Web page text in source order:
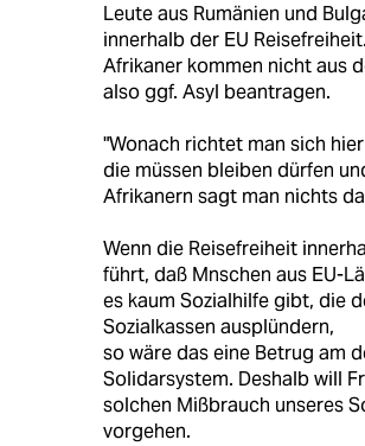
Leute aus Rumänien und
innerhalb der EU Reisefreiheit.
Afrikaner kommen nicht aus
also ggf. Asyl beantragen.
"Wonach richtet man sich
die müssen bleiben dürfen
Afrikanern sagt man nichts
Wenn die Reisefreiheit
führt, daß Mnschen aus EU-
es kaum Sozialhilfe gibt, die
Sozialkassen ausplündern,
so wäre das eine Betrug am
Solidarsystem. Deshalb will
solchen Mißbrauch unseres
vorgehen.